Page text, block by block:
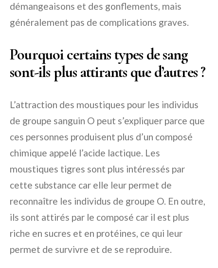
démangeaisons et des gonflements, mais
généralement pas de complications graves.
Pourquoi certains types de sang
sont-ils plus attirants que d’autres ?
L’attraction des moustiques pour les individus
de groupe sanguin O peut s’expliquer parce que
ces personnes produisent plus d’un composé
chimique appelé l’acide lactique. Les
moustiques tigres sont plus intéressés par
cette substance car elle leur permet de
reconnaître les individus de groupe O. En outre,
ils sont attirés par le composé car il est plus
riche en sucres et en protéines, ce qui leur
permet de survivre et de se reproduire.